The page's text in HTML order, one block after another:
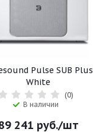
Pulse SUB Plus
White
(0)
В наличии
241 руб./шт